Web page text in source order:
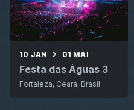
10 JAN 01 MAI
Festa das Águas 3
Fortaleza, Ceará, Brasil